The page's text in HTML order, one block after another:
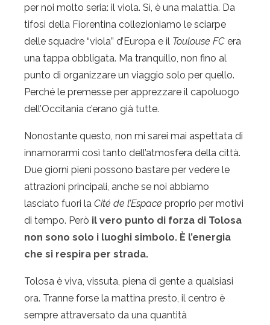
per noi molto seria: il viola. Sì, è una malattia. Da
tifosi della Fiorentina collezioniamo le sciarpe
delle squadre “viola” d’Europa e il Toulouse FC era
una tappa obbligata. Ma tranquillo, non fino al
punto di organizzare un viaggio solo per quello.
Perché le premesse per apprezzare il capoluogo
dell’Occitania c’erano già tutte.
Nonostante questo, non mi sarei mai aspettata di
innamorarmi così tanto dell’atmosfera della città.
Due giorni pieni possono bastare per vedere le
attrazioni principali, anche se noi abbiamo
lasciato fuori la Cité de l’Espace proprio per motivi
di tempo. Però il vero punto di forza di Tolosa
non sono solo i luoghi simbolo. È l’energia
che si respira per strada.
Tolosa è viva, vissuta, piena di gente a qualsiasi
ora. Tranne forse la mattina presto, il centro è
sempre attraversato da una quantità